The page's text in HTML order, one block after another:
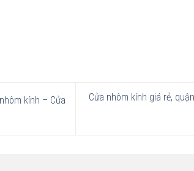
kính – Cửa
Cửa nhôm kính giá rẻ,